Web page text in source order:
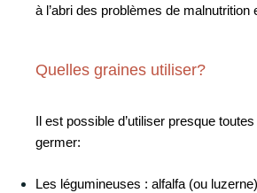
à l’abri des problèmes de malnutrition
Quelles graines utiliser?
Il est possible d’utiliser presque
germer:
Les légumineuses : alfalfa (ou